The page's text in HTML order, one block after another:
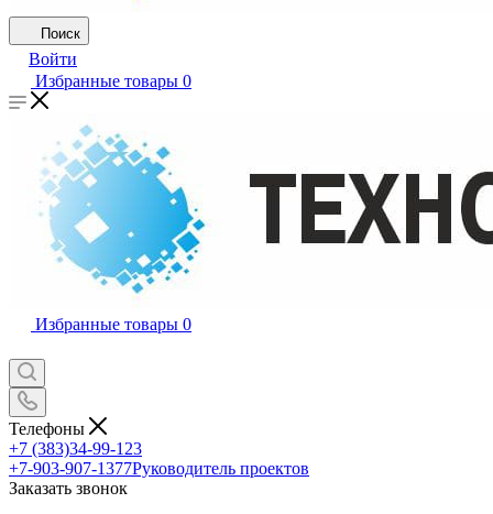
Поиск
Войти
Избранные товары 0
Избранные товары 0
Телефоны
+7 (383)34-99-123
+7-903-907-1377Руководитель проектов
Заказать звонок